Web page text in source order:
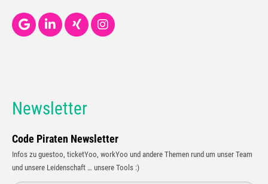
Newsletter
Code Piraten Newsletter
Infos zu guestoo, ticketYoo, workYoo und andere Themen rund um unser Team
und unsere Leidenschaft … unsere Tools :)